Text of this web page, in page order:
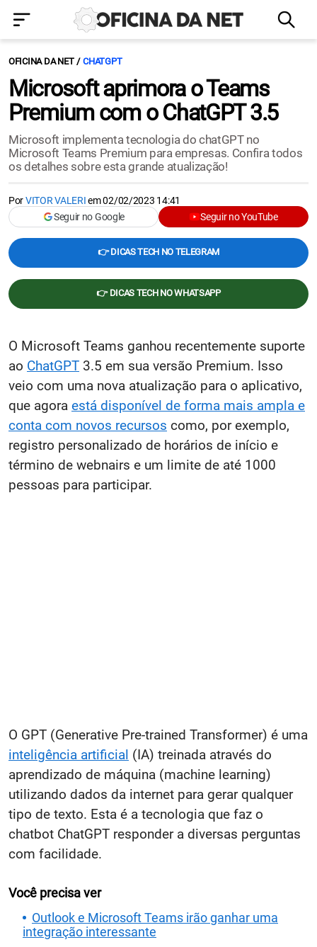
OFICINA DA NET CHATGPT
Microsoft aprimora o Teams
Premium com o ChatGPT 3.5
Microsoft implementa tecnologia do chatGPT no
Microsoft Teams Premium para empresas. Confira todos
os detalhes sobre esta grande atualização!
PorVITOR VALERIem02/02/2023 14:41
Seguir no Google
Seguir no YouTube
👉 DICAS TECH NO TELEGRAM
👉 DICAS TECH NO WHATSAPP
O Microsoft Teams ganhou recentemente suporte
ao ChatGPT 3.5 em sua versão Premium. Isso
veio com uma nova atualização para o aplicativo,
que agora está disponível de forma mais ampla e
conta com novos recursos como, por exemplo,
registro personalizado de horários de início e
término de webnairs e um limite de até 1000
pessoas para participar.
O GPT (Generative Pre-trained Transformer) é uma
inteligência artificial (IA) treinada através do
aprendizado de máquina (machine learning)
utilizando dados da internet para gerar qualquer
tipo de texto. Esta é a tecnologia que faz o
chatbot ChatGPT responder a diversas perguntas
com facilidade.
Você precisa ver
Outlook e Microsoft Teams irão ganhar uma
integração interessante